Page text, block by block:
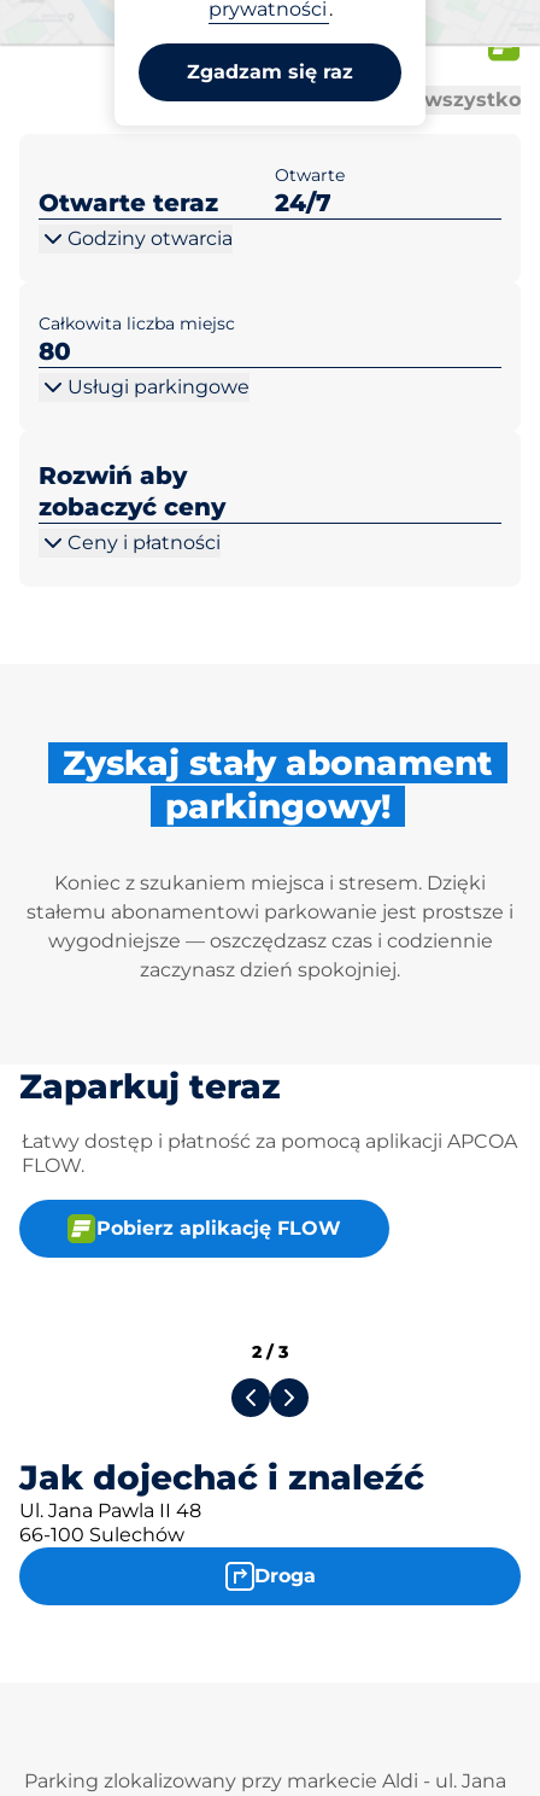
prywatności .
Zgadzam się raz
Pawła II 48
Otwórz wszystkoZamknij wszystko
Otwarte teraz
Otwarte
24/7
Godziny otwarcia
Całkowita liczba miejsc
80
Usługi parkingowe
Rozwiń aby
zobaczyć ceny
Ceny i płatności
Zyskaj stały abonament
parkingowy!
Koniec z szukaniem miejsca i stresem. Dzięki
stałemu abonamentowi parkowanie jest prostsze i
wygodniejsze — oszczędzasz czas i codziennie
zaczynasz dzień spokojniej.
Zaparkuj teraz
Łatwy dostęp i płatność za pomocą aplikacji APCOA
FLOW.
Pobierz aplikację FLOW
Jak dojechać i znaleźć
Ul. Jana Pawla II 48
66-100 Sulechów
Droga
2 /3
Parking zlokalizowany przy markecie Aldi - ul. Jana